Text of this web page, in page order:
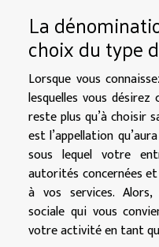
La
choix du type
Lorsque vous
lesquelles vous
reste plus qu’à choisir
est l’appellation
sous lequel votre
autorités concernées
à vos services. Alors,
sociale qui vous
votre activité en tant